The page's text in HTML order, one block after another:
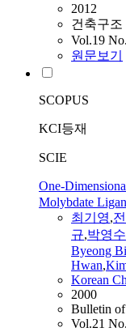
2012
건축구조
Vol.19
원문보기
SCOPUS
KCI등재
SCIE
One-
Molybdate
최기영,
규,박영수
Byeong
Hwan,
Korean
2000
Bulletin
Vol.21